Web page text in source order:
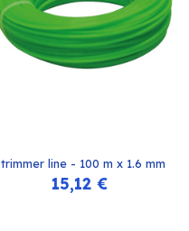
trimmer line - 100 m x 1.6 mm
15,12€